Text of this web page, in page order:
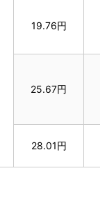
19.76円
25.67円
28.01円